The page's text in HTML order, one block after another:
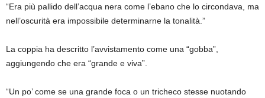
“Era più pallido dell’acqua nera come l’ebano che lo circondava, ma
nell’oscurità era impossibile determinarne la tonalità.”
La coppia ha descritto l’avvistamento come una “gobba”,
aggiungendo che era “grande e viva”.
“Un po’ come se una grande foca o un tricheco stesse nuotando